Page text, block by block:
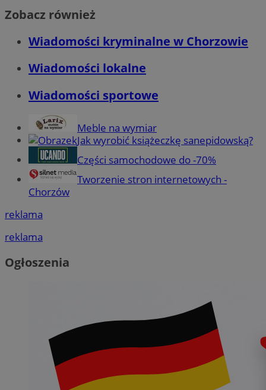
Zobacz również
Wiadomości kryminalne w Chorzowie
Wiadomości lokalne
Wiadomości sportowe
Meble na wymiar
Jak wyrobić książeczkę sanepidowską?
Części samochodowe do -70%
Tworzenie stron internetowych -
Chorzów
reklama
reklama
Ogłoszenia